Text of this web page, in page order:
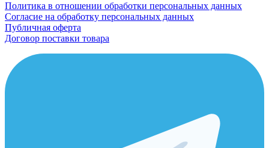
Политика в отношении обработки персональных данных
Согласие на обработку персональных данных
Публичная оферта
Договор поставки товара